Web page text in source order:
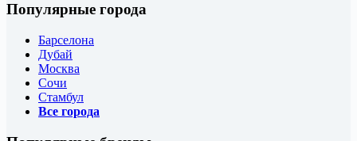
Популярные города
Барселона
Дубай
Москва
Сочи
Стамбул
Все города